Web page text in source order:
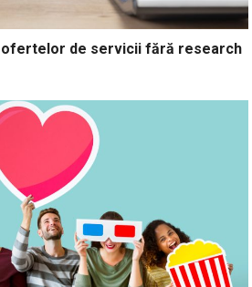
ofertelor de servicii fără research